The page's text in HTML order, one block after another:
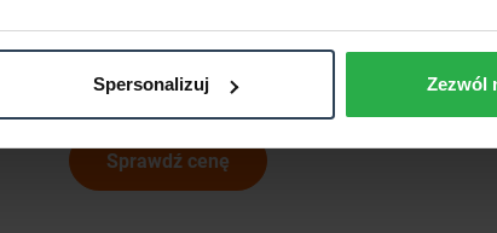
Spersonalizuj Zezwól
i AC w pakiecie, możesz liczyć na dodatkowe zniżki.
Sprawdź cenę